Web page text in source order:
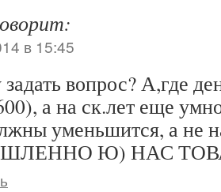
в 15:45
вопрос? А,где
а на ск.лет еще
уменьшится, а
Ю) НАС